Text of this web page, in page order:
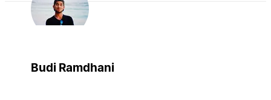
Budi Ramdhani